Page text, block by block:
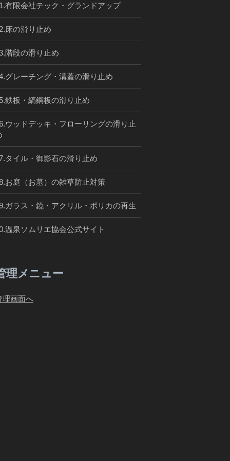
有限会社テック・グランドアップ
床の滑り止め
階段の滑り止め
グレーチング・溝蓋の滑り止め
鉄板・縞鋼板の滑り止め
ウッドデッキ・フローリングの滑り止
タイル・御影石の滑り止め
お庭（お墓）の雑草防止対策
ガラス・鏡・アクリル・ポリカの再生
温泉ソムリエ協会公式サイト
理メニュー
理画面へ